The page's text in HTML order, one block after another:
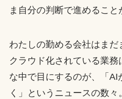
ま自分の判断で進めること
わたしの勤める会社はまだ
クラウド化されている業
な中で目にするのが、「AI
く」というニュースの数々。